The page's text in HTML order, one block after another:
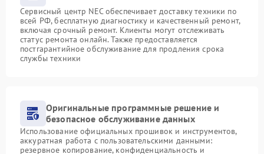
Сервисный центр NEC обеспечивает доставку техники по
всей РФ, бесплатную диагностику и качественный ремонт,
включая срочный ремонт. Клиенты могут отслеживать
статус ремонта онлайн. Также предоставляется
постгарантийное обслуживание для продления срока
службы техники
Оригинальные программные решение и
безопасное обслуживание данных
Использование официальных прошивок и инструментов,
аккуратная работа с пользовательскими данными:
резервное копирование, конфиденциальность и